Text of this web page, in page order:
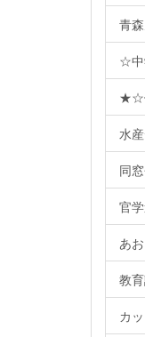
青
☆中
★☆
水
同
官
あ
教
カ